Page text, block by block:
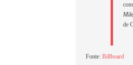
de
Fonte: Billboard